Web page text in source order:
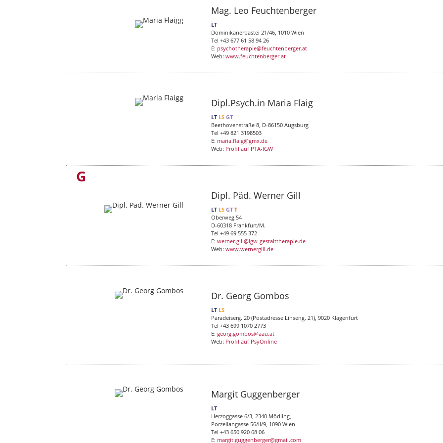
Mag. Leo Feuchtenberger
LT
Dominikanerbastei 21/46, 1010 Wien
Tel +43 677 61 58 94 26
E: psychotherapie@feuchtenberger.at
Web:www.feuchtenberger.at
Dipl.Psych.in Maria Flaig
LT LS GT
Beethovenstraße 8, D-86150 Augsburg
Tel +49 821 3198503
E: maria.flaig@gmx.de
Web: Profil auf PTA-IGW
G
Dipl. Päd. Werner Gill
LT LS GT T
Oberweg 54
D-60318 Frankfurt/M.
Tel +49 69 555 372
E:werner.gill@igw-gestalttherapie.de
Web:www.wernergill.de
Dr. Georg Gombos
LT LS
Paradeiserg. 20 (Postadresse Linseng. 21), 9020 Klagenfurt
Tel +43 699 1070 2773
E:georg.gombos@aau.at
Web: Profil auf PsyOnline
Margit Guggenberger
LT
Herzoggasse 6/3, 2340 Mödling,
Porzellangasse 56/II/9, 1090 Wien
Tel +43 650 920 68 06
E: margit.guggenberger@gmail.com